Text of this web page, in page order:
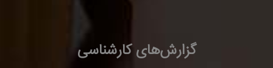
گزارش‌های کارشناسی